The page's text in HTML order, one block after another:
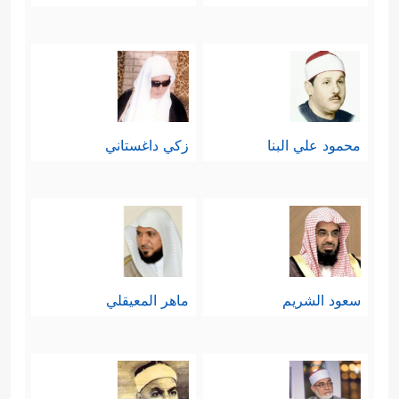
مصدرها، وأن يكون شاكرًا ووفيًّا للمُنعِم
الذي تفضَّل عليه بهذه النعم، وأن لا
يستعملها بخلاف ما يُرضِيه سبحانه.
والعمل الطيب، وهو هنا إبراهيم خليل
الرحمن عليه وعلى نبيِّنا الصلاة والسلام.
والنموذج الإبراهيمي في هذه السورة
فيبدأ بالقول الطيب إيمانًا وإحسانًا ومحبةً
محمود علي البنا زكي داغستاني
سعود الشريم ماهر المعيقلي